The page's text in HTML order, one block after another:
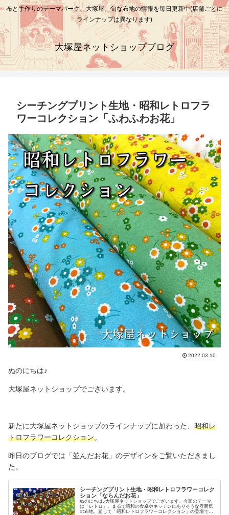
布と手作りのテーマパーク、大塚屋。旬な布地の情報を毎日更新中(店舗ごとに
ラインナップは異なります)
大塚屋ネットショップブログ
シーチングプリント生地・昭和レトロフラ
ワーコレクション「ふわふわお花」
2022.03.10
ぬのにちは♪
大塚屋ネットショップでございます。
新たに大塚屋ネットショップのラインナップに加わった、 昭和レ
トロフラワーコレクション。
昨日のブログでは「並んだお花」のデザインをご覧いただきまし
た。
シーチングプリント生地・昭和レトロフラワーコレク
ション「ならんだお花」
ぬのにちは♪大塚屋ネットショップでございます。今回のテーマ
は「レトロ」。まるで昭和の食卓やキッチンにありそうな雰囲気
の布地、題して「昭和レトロフラワーコレクション」の登場で